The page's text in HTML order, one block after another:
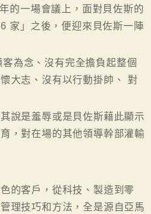
的一場會議上，面對貝佐斯的
家」之後，便迎來貝佐斯一陣
為念、沒有完全擔負起整個
大志、沒有以行動掛帥、 對
說是羞辱或是貝佐斯藉此顯示
，對在場的其他領導幹部灌輸
的客戶，從科技、製造到零
理技巧和方法，全是源自亞馬